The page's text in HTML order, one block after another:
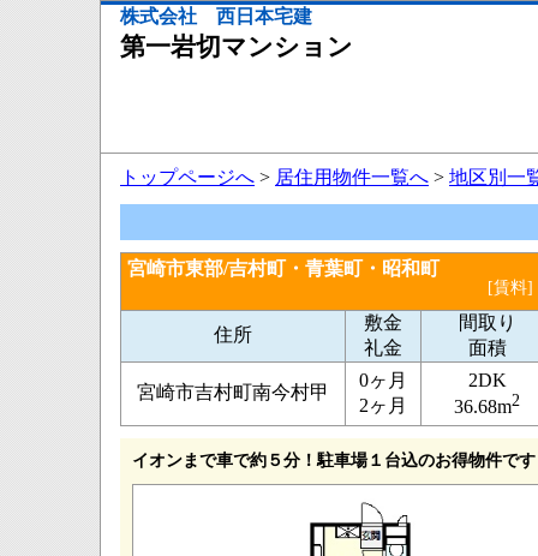
株式会社 西日本宅建
第一岩切マンション
トップページへ > 居住用物件一覧へ > 地区別一
宮崎市東部/吉村町・青葉町・昭和町
[賃料]
住所
敷金
礼金
間取り
面積
宮崎市吉村町南今村甲
0ヶ月
2ヶ月
2DK
36.68m2
イオンまで車で約５分！駐車場１台込のお得物件で